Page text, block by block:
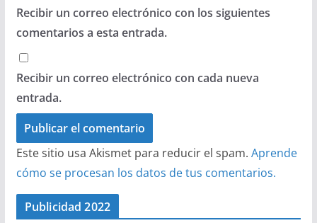
Recibir un correo electrónico con los siguientes
comentarios a esta entrada.
Recibir un correo electrónico con cada nueva
entrada.
Este sitio usa Akismet para reducir el spam. Aprende
cómo se procesan los datos de tus comentarios.
Publicidad 2022